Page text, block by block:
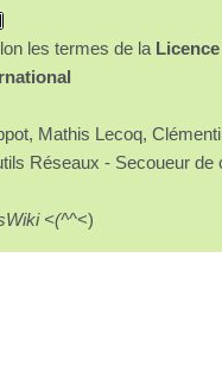
les termes de la
Mathis Lecoq,
Réseaux - Secoueur de
<(^^<)